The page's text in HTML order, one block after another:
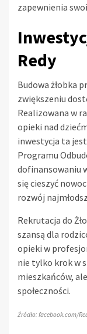
zapewnienia
Redy
Budowa żłobka
zwiększeniu
Realizowana w
opieki nad
inwestycja ta
Programu
dofinansowaniu
się cieszyć
rozwój
Rekrutacja do
szansą dla
opieki w
nie tylko krok w
mieszkańców,
społeczności.
Źródło: facebook.com/